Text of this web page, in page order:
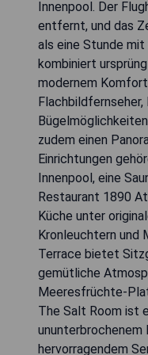
Innenpool. Der
entfernt, und das
als eine Stunde mit
kombiniert
modernem
zudem einen
Einrichtungen
Innenpool, eine
Restaurant 1890
Küche unter
Kronleuchtern und
Terrace bietet
gemütliche
Meeresfrüchte-
The Salt Room ist
ununterbrochenem
hervorragendem